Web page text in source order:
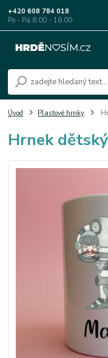
+420 608 784 018
Po - Pá 8.00 - 16.00
Úvod Plastové hrnky
Hrnek